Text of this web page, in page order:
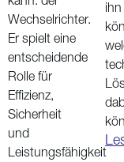
Wechselrichter.
Er spielt eine
entscheidende
Rolle für
Effizienz,
Sicherheit
und
Leistungsfähigkeit